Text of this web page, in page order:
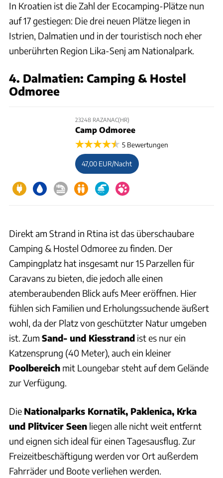
In Kroatien ist die Zahl der Ecocamping-Plätze nun
auf 17 gestiegen: Die drei neuen Plätze liegen in
Istrien, Dalmatien und in der touristisch noch eher
unberührten Region Lika-Senj am Nationalpark.
4. Dalmatien: Camping & Hostel
Odmoree
23248 RAZANAC(HR)
Camp Odmoree
5 Bewertungen
47,00 EUR/Nacht
Direkt am Strand in Rtina ist das überschaubare
Camping & Hostel Odmoree zu finden. Der
Campingplatz hat insgesamt nur 15 Parzellen für
Caravans zu bieten, die jedoch alle einen
atemberaubenden Blick aufs Meer eröffnen. Hier
fühlen sich Familien und Erholungssuchende äußert
wohl, da der Platz von geschützter Natur umgeben
ist. Zum Sand- und Kiesstrand ist es nur ein
Katzensprung (40 Meter), auch ein kleiner
Poolbereich mit Loungebar steht auf dem Gelände
zur Verfügung.
Die Nationalparks Kornatik, Paklenica, Krka
und Plitvicer Seen liegen alle nicht weit entfernt
und eignen sich ideal für einen Tagesausflug. Zur
Freizeitbeschäftigung werden vor Ort außerdem
Fahrräder und Boote verliehen werden.